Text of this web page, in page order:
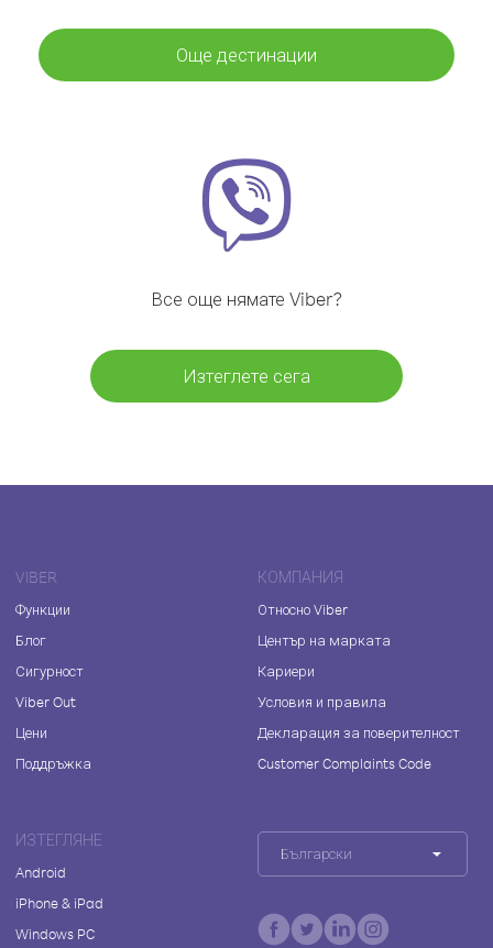
Още дестинации
Все още нямате Viber?
Изтеглете сега
VIBER
Функции
Блог
Сигурност
Viber Out
Цени
Поддръжка
КОМПАНИЯ
Относно Viber
Център на марката
Кариери
Условия и правила
Декларация за поверителност
Customer Complaints Code
ИЗТЕГЛЯНЕ
Android
iPhone & iPad
Windows PC
Български